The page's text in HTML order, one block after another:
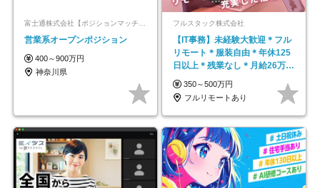
富士通株式会社【ポジションマッチ登録】
営業系オープンポジション
400～900万円
神奈川県
フルスタック株式会社
【IT事務】未経験大歓迎＊フル
リモート＊服装自由＊年休125
日以上＊残業なし＊月給26万円
以上
350～500万円
フルリモートあり